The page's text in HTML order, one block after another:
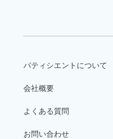
パティシエントについて
会社概要
よくある質問
お問い合わせ